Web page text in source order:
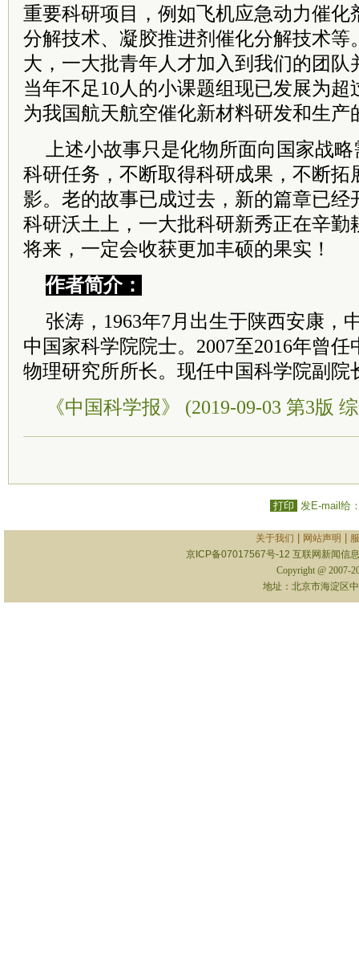
重要科研项目，例如飞机应急动力催化
分解技术、凝胶推进剂催化分解技术等
大，一大批青年人才加入到我们的团队
当年不足10人的小课题组现已发展为
为我国航天航空催化新材料研发和生产
上述小故事只是化物所面向国家战
科研任务，不断取得科研成果，不断拓
影。老的故事已成过去，新的篇章已经
科研沃土上，一大批科研新秀正在辛勤
将来，一定会收获更加丰硕的果实！
作者简介：
张涛，1963年7月出生于陕西安康，
中国家科学院院士。2007至2016年曾
物理研究所所长。现任中国科学院副院
《中国科学报》 (2019-09-03 第3版
打印 发E-mail给
关于我们 网站声明
京ICP备07017567号-12 互联网新闻信
Copyright @ 2007-
地址：北京市海淀区